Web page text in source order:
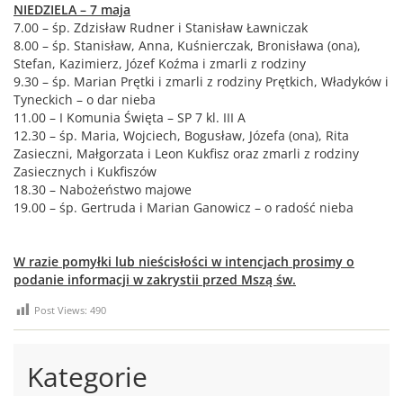
NIEDZIELA – 7 maja
7.00 – śp. Zdzisław Rudner i Stanisław Ławniczak
8.00 – śp. Stanisław, Anna, Kuśnierczak, Bronisława (ona),
Stefan, Kazimierz, Józef Koźma i zmarli z rodziny
9.30 – śp. Marian Prętki i zmarli z rodziny Prętkich, Władyków i
Tyneckich – o dar nieba
11.00 – I Komunia Święta – SP 7 kl. III A
12.30 – śp. Maria, Wojciech, Bogusław, Józefa (ona), Rita
Zasieczni, Małgorzata i Leon Kukfisz oraz zmarli z rodziny
Zasiecznych i Kukfiszów
18.30 – Nabożeństwo majowe
19.00 – śp. Gertruda i Marian Ganowicz – o radość nieba
W razie pomyłki lub nieścisłości w intencjach prosimy o
podanie informacji w zakrystii przed Mszą św.
Post Views: 490
Kategorie